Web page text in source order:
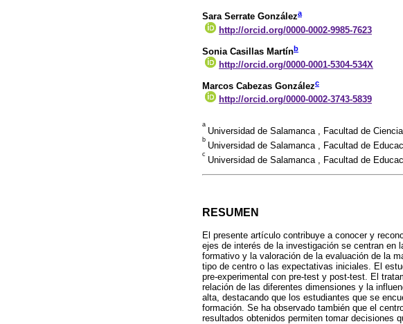
Sara Serrate Gonzáleza
http://orcid.org/0000-0002-9985-7623
Sonia Casillas Martínb
http://orcid.org/0000-0001-5304-534X
Marcos Cabezas Gonzálezc
http://orcid.org/0000-0002-3743-5839
a
Universidad de Salamanca , Facultad de
b
Universidad de Salamanca , Facultad de
c
Universidad de Salamanca , Facultad de
RESUMEN
El presente artículo contribuye a conocer y
ejes de interés de la investigación se centran en
formativo y la valoración de la evaluación de la
tipo de centro o las expectativas iniciales. El
pre-experimental con pre-test y post-test. El
relación de las diferentes dimensiones y la
alta, destacando que los estudiantes que se
formación. Se ha observado también que el
resultados obtenidos permiten tomar decisiones